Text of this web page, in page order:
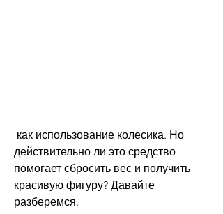
действительно ли это средство
помогает сбросить вес и получить
красивую фигуру? Давайте
разберемся.